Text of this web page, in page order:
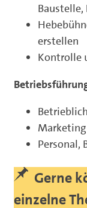
Baustelle,
erstellen
Kontrolle
Personal,
Gerne
einzelne